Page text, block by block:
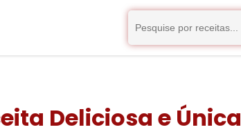
Deliciosa e Única